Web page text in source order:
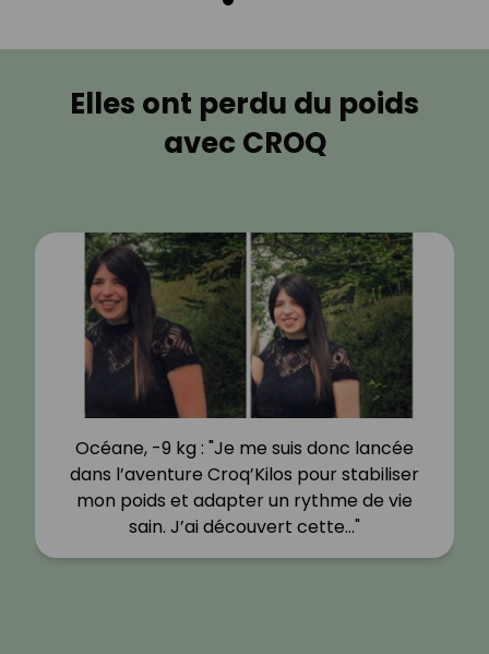
Elles ont perdu du poids
avec CROQ
Océane, -9 kg : "Je me suis donc lancée
dans l’aventure Croq’Kilos pour stabiliser
mon poids et adapter un rythme de vie
sain. J’ai découvert cette…"